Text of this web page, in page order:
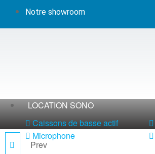
Notre showroom
LOCATION SONO
Caissons de basse actif
Microphone
Prev